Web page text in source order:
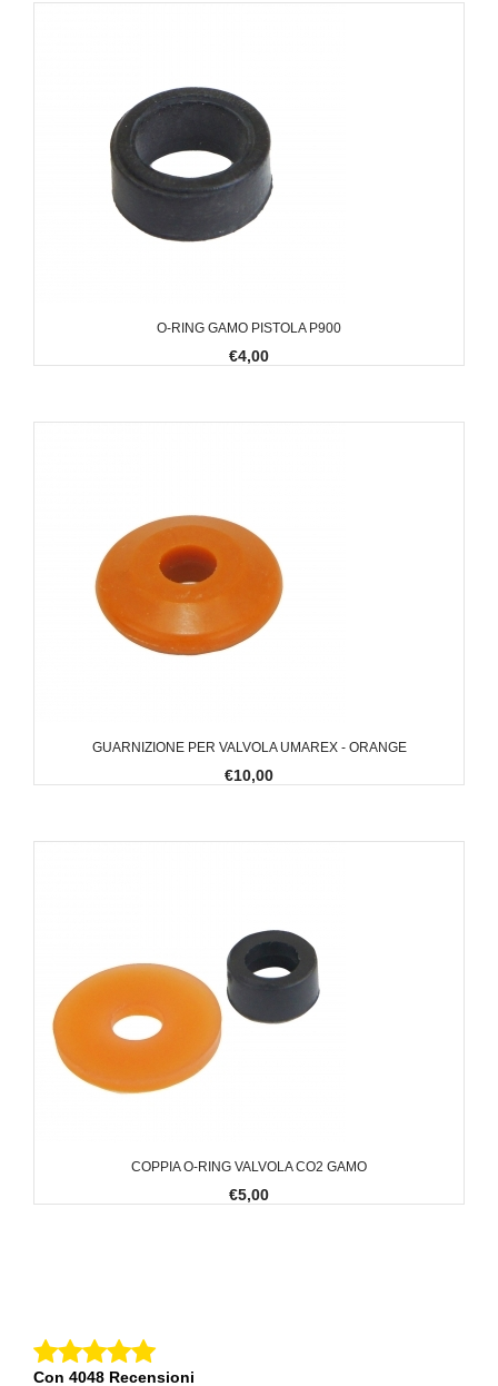
O-RING GAMO PISTOLA P900
€4,00
GUARNIZIONE PER VALVOLA UMAREX - ORANGE
€10,00
COPPIA O-RING VALVOLA CO2 GAMO
€5,00
Con 4048 Recensioni